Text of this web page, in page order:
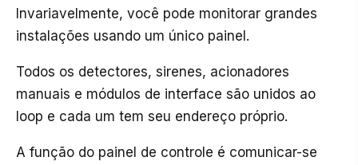
Invariavelmente, você pode monitorar grandes
instalações usando um único painel.
Todos os detectores, sirenes, acionadores
manuais e módulos de interface são unidos ao
loop e cada um tem seu endereço próprio.
A função do painel de controle é comunicar-se